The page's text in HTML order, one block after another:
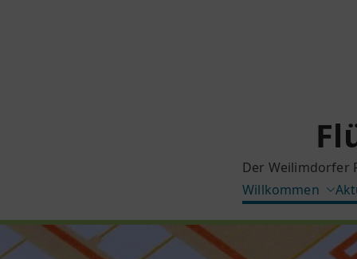
Der Weilimdorfer
Willkommen